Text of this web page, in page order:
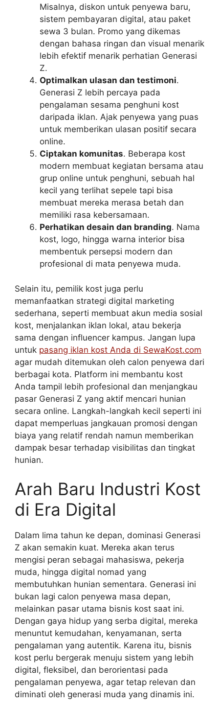
Misalnya, diskon untuk penyewa baru,
sistem pembayaran digital, atau paket
sewa 3 bulan. Promo yang dikemas
dengan bahasa ringan dan visual menarik
lebih efektif menarik perhatian Generasi
Z.
Optimalkan ulasan dan testimoni.
Generasi Z lebih percaya pada
pengalaman sesama penghuni kost
daripada iklan. Ajak penyewa yang puas
untuk memberikan ulasan positif secara
online.
Ciptakan komunitas. Beberapa kost
modern membuat kegiatan bersama atau
grup online untuk penghuni, sebuah hal
kecil yang terlihat sepele tapi bisa
membuat mereka merasa betah dan
memiliki rasa kebersamaan.
Perhatikan desain dan branding. Nama
kost, logo, hingga warna interior bisa
membentuk persepsi modern dan
profesional di mata penyewa muda.
Selain itu, pemilik kost juga perlu
memanfaatkan strategi digital marketing
sederhana, seperti membuat akun media sosial
kost, menjalankan iklan lokal, atau bekerja
sama dengan influencer kampus. Jangan lupa
untuk pasang iklan kost Anda di SewaKost.com
agar mudah ditemukan oleh calon penyewa dari
berbagai kota. Platform ini membantu kost
Anda tampil lebih profesional dan menjangkau
pasar Generasi Z yang aktif mencari hunian
secara online. Langkah-langkah kecil seperti ini
dapat memperluas jangkauan promosi dengan
biaya yang relatif rendah namun memberikan
dampak besar terhadap visibilitas dan tingkat
hunian.
Arah Baru Industri Kost
di Era Digital
Dalam lima tahun ke depan, dominasi Generasi
Z akan semakin kuat. Mereka akan terus
mengisi peran sebagai mahasiswa, pekerja
muda, hingga digital nomad yang
membutuhkan hunian sementara. Generasi ini
bukan lagi calon penyewa masa depan,
melainkan pasar utama bisnis kost saat ini.
Dengan gaya hidup yang serba digital, mereka
menuntut kemudahan, kenyamanan, serta
pengalaman yang autentik. Karena itu, bisnis
kost perlu bergerak menuju sistem yang lebih
digital, fleksibel, dan berorientasi pada
pengalaman penyewa, agar tetap relevan dan
diminati oleh generasi muda yang dinamis ini.